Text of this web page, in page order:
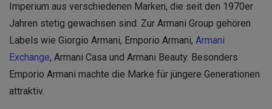
Imperium aus verschiedenen Marken, die seit den 1970er
Jahren stetig gewachsen sind. Zur Armani Group gehören
Labels wie Giorgio Armani, Emporio Armani, Armani
Exchange, Armani Casa und Armani Beauty. Besonders
Emporio Armani machte die Marke für jüngere Generationen
attraktiv.